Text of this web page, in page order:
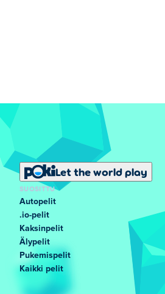
Let the world play
SUOSITTU
Autopelit
.io-pelit
Kaksinpelit
Älypelit
Pukemispelit
Kaikki pelit